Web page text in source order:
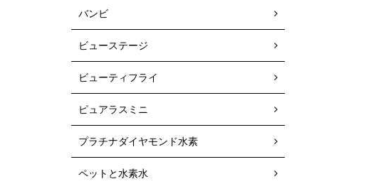
バンビ
ビューステージ
ビューティフライ
ピュアラスミニ
プラチナダイヤモンド水素
ペットと水素水